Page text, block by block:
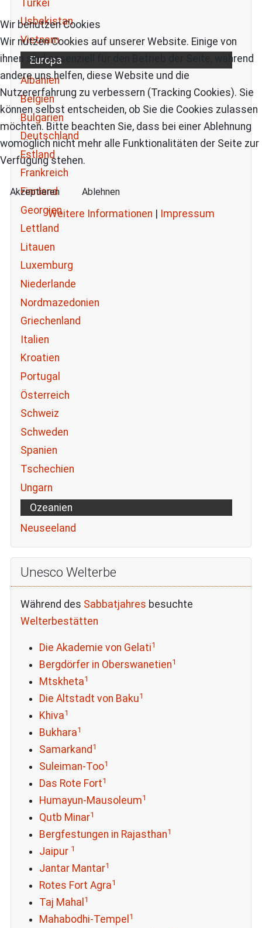
Türkei
Usbekistan
Vietnam
Europa
Albanien
Belgien
Bulgarien
Deutschland
Estland
Frankreich
Finnland
Georgien
Lettland
Litauen
Luxemburg
Niederlande
Nordmazedonien
Griechenland
Italien
Kroatien
Portugal
Österreich
Schweiz
Schweden
Spanien
Tschechien
Ungarn
Ozeanien
Neuseeland
Unesco Welterbe
Während des Sabbatjahres besuchte
Welterbestätten
Die Akademie von Gelati1
Bergdörfer in Oberswanetien1
Mtskheta1
Die Altstadt von Baku1
Khiva1
Bukhara1
Samarkand 1
Suleiman-Too1
Das Rote Fort1
Humayun-Mausoleum1
Qutb Minar1
Bergfestungen in Rajasthan1
Jaipur 1
Jantar Mantar1
Rotes Fort Agra1
Taj Mahal 1
Mahabodhi-Tempel 1
Wir benutzen Cookies
Wir nutzen Cookies auf unserer Website. Einige von
ihnen sind essenziell für den Betrieb der Seite, während
andere uns helfen, diese Website und die
Nutzererfahrung zu verbessern (Tracking Cookies). Sie
können selbst entscheiden, ob Sie die Cookies zulassen
möchten. Bitte beachten Sie, dass bei einer Ablehnung
womöglich nicht mehr alle Funktionalitäten der Seite zur
Verfügung stehen.
Akzeptieren Ablehnen
Weitere Informationen | Impressum